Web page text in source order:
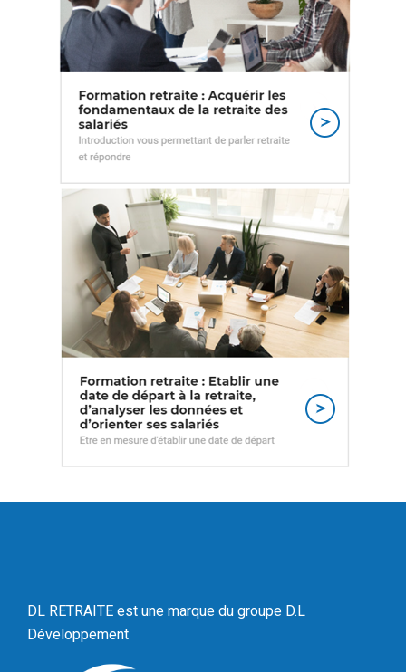
DL RETRAITE est une marque du groupe D.L
Développement